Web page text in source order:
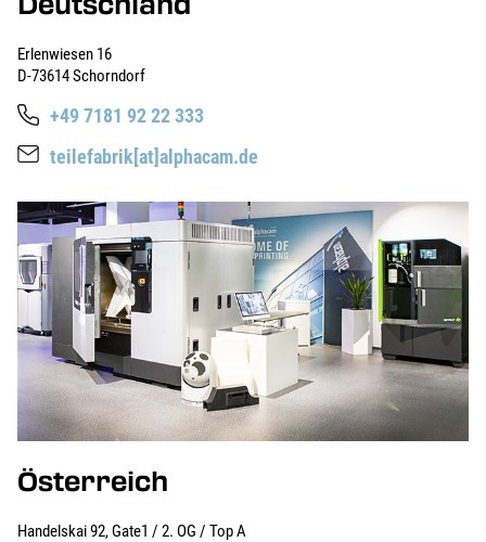
Erlenwiesen 16
D-73614 Schorndorf
+49 7181 92 22 333
teilefabrik[at]alphacam.de
Österreich
Handelskai 92, Gate1 / 2. OG / Top A